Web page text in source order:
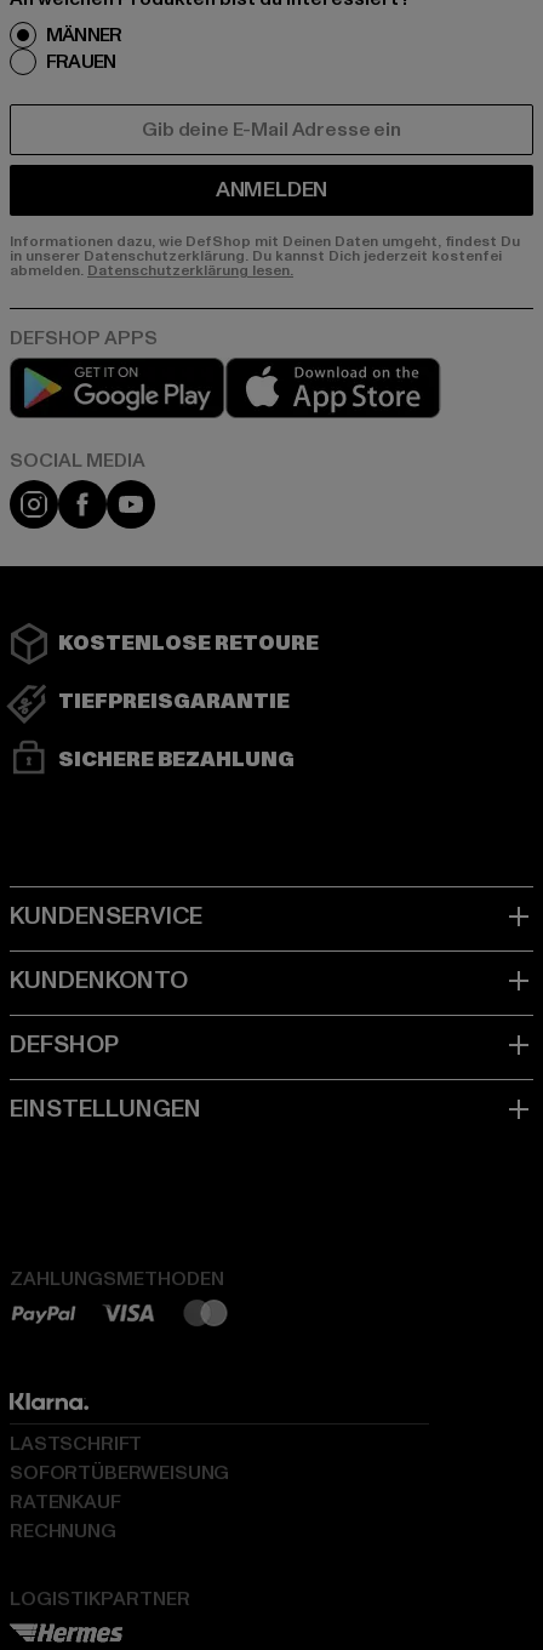
MÄNNER
FRAUEN
ANMELDEN
Informationen dazu, wie DefShop mit Deinen Daten umgeht, findest Du
in unserer Datenschutzerklärung. Du kannst Dich jederzeit kostenfei
abmelden. Datenschutzerklärung lesen.
Play market
Instagram
FacebookYouTube
KOSTENLOSE RETOURE
TIEFPREISGARANTIE
SICHERE BEZAHLUNG
ZAHLUNGSMETHODEN
LOGISTIKPARTNER
LASTSCHRIFT
SOFORTÜBERWEISUNG
RATENKAUF
RECHNUNG